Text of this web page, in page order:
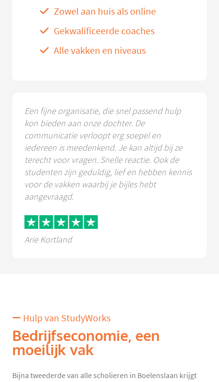
Zowel aan huis als online
Gekwalificeerde coaches
Alle vakken en niveaus
Een fijne organisatie, die snel passend hulp
kon bieden aan onze dochter. De
communicatie verloopt erg soepel en
iedereen is meedenkend. Je kan altijd bij ze
terecht voor vragen. Snelle reactie. Ook de
studenten zijn geduldig, lief en hebben kennis
voor de vakken waarbij je bijles hebt
aangevraagd.
Arie Kortland
Hulp van StudyWorks
Bedrijfseconomie, een
moeilijk vak
Bijna tweederde van alle scholieren in Boelenslaan krijgt